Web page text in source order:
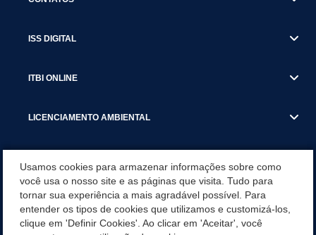
ISS DIGITAL
ITBI ONLINE
LICENCIAMENTO AMBIENTAL
SERVIÇOS
Usamos cookies para armazenar informações sobre como
você usa o nosso site e as páginas que visita. Tudo para
tornar sua experiência a mais agradável possível. Para
entender os tipos de cookies que utilizamos e customizá-los,
clique em 'Definir Cookies'. Ao clicar em 'Aceitar', você